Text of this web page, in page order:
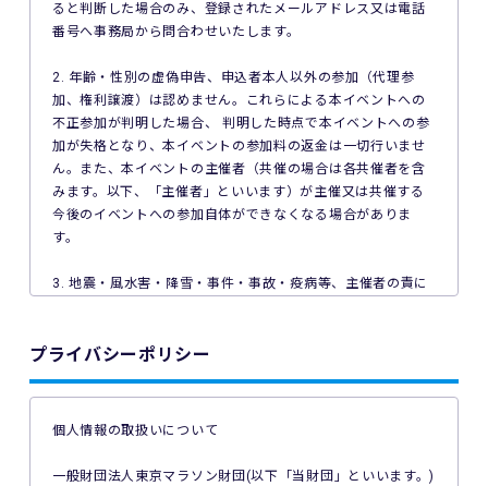
ると判断した場合のみ、登録されたメールアドレス又は電話
番号へ事務局から問合わせいたします。
2. 年齢・性別の虚偽申告、申込者本人以外の参加（代理参
加、権利譲渡）は認めません。これらによる本イベントへの
不正参加が判明した場合、 判明した時点で本イベントへの参
加が失格となり、本イベントの参加料の返金は一切行いませ
ん。また、本イベントの主催者（共催の場合は各共催者を含
みます。以下、「主催者」といいます）が主催又は共催する
今後のイベントへの参加自体ができなくなる場合がありま
す。
3. 地震・風水害・降雪・事件・事故・疫病等、主催者の責に
トへのエントリーができない場合があります。ご利用の端末
の非対応、インターネット回線の不具合などにより本イベン
切の責任を負いません。
プライバシーポリシー
個人情報の取扱いについて
一般財団法人東京マラソン財団(以下「当財団」といいます。)